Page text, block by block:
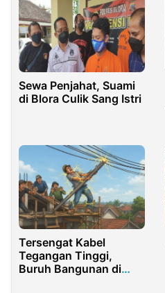
Sewa Penjahat, Suami
di Blora Culik Sang Istri
Tersengat Kabel
Tegangan Tinggi,
Buruh Bangunan di